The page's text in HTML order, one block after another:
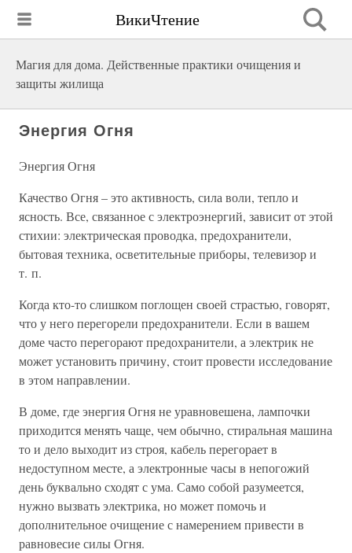
ВикиЧтение
Магия для дома. Действенные практики очищения и
защиты жилища
Энергия Огня
Энергия Огня
Качество Огня – это активность, сила воли, тепло и
ясность. Все, связанное с электроэнергий, зависит от этой
стихии: электрическая проводка, предохранители,
бытовая техника, осветительные приборы, телевизор и
т. п.
Когда кто-то слишком поглощен своей страстью, говорят,
что у него перегорели предохранители. Если в вашем
доме часто перегорают предохранители, а электрик не
может установить причину, стоит провести исследование
в этом направлении.
В доме, где энергия Огня не уравновешена, лампочки
приходится менять чаще, чем обычно, стиральная машина
то и дело выходит из строя, кабель перегорает в
недоступном месте, а электронные часы в непогожий
день буквально сходят с ума. Само собой разумеется,
нужно вызвать электрика, но может помочь и
дополнительное очищение с намерением привести в
равновесие силы Огня.